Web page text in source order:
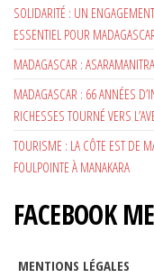
SOLIDARITÉ : UN
ESSENTIEL POUR
MADAGASCAR :
MADAGASCAR : 66 ANNÉES
RICHESSES TOURNÉ VERS
TOURISME : LA CÔTE EST DE
FOULPOINTE À MANAKARA
FACEBOOK
MENTIONS LÉGALES